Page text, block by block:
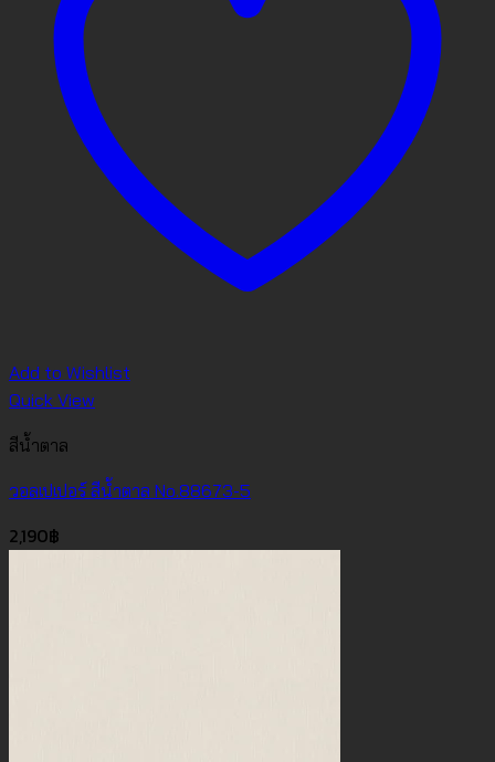
Add to Wishlist
Quick View
สีน้ำตาล
วอลเปเปอร์ สีน้ำตาล No.88673-5
2,190฿